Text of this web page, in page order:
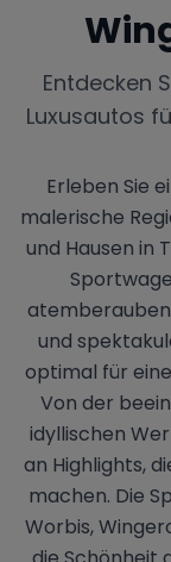
Entdecken
Luxusautos
Erleben Sie
malerische
und Hausen in
und
optimal für
Von der
idyllischen
an Highlights,
machen. Die
Worbis,